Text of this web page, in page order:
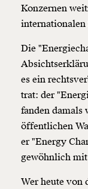
Konzernen
internationalen
Die
es ein
trat: der
fanden damals
öffentlichen
er "Energy
gewöhnlich
Wer heute von